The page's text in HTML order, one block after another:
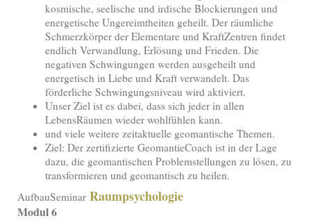
kosmische, seelische und irdische Blockierungen und
energetische Ungereimtheiten geheilt. Der räumliche
Schmerzkörper der Elementare und KraftZentren findet
endlich Verwandlung, Erlösung und Frieden. Die
negativen Schwingungen werden ausgeheilt und
energetisch in Liebe und Kraft verwandelt. Das
förderliche Schwingungsniveau wird aktiviert.
Unser Ziel ist es dabei, dass sich jeder in allen
LebensRäumen wieder wohlfühlen kann.
und viele weitere zeitaktuelle geomantische Themen.
Ziel: Der zertifizierte GeomantieCoach ist in der Lage
dazu, die geomantischen Problemstellungen zu lösen, zu
transformieren und geomantisch zu heilen.
AufbauSeminar Raumpsychologie
Modul 6